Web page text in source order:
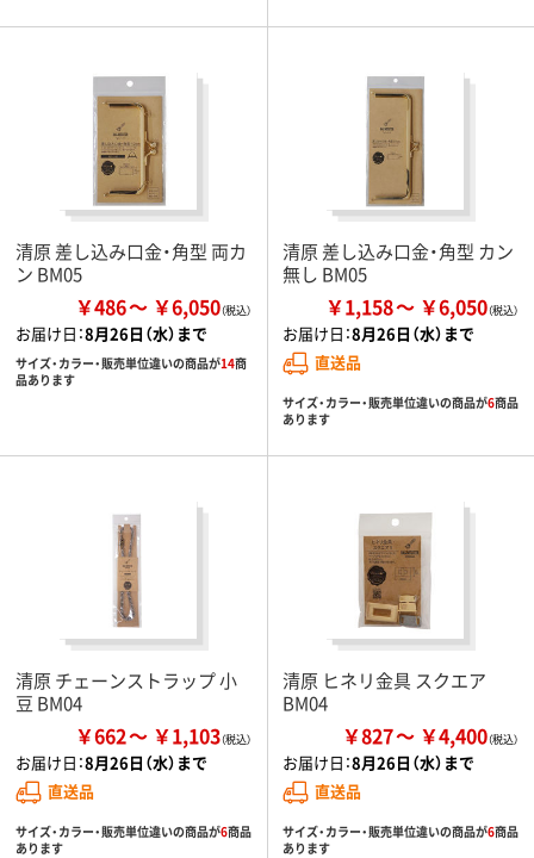
清原 差し込み口金・角型 両カ
ン BM05
￥486 ￥6,050
お届け日：8月26日（水）まで
サイズ・カラー・販売単位違いの商品が14商
品あります
清原 差し込み口金・角型 カン
無し BM05
￥1,158 ￥6,050
お届け日：8月26日（水）まで
直送品
サイズ・カラー・販売単位違いの商品が6商品
あります
清原 チェーンストラップ 小
豆 BM04
￥662 ￥1,103
お届け日：8月26日（水）まで
直送品
サイズ・カラー・販売単位違いの商品が6商品
あります
清原 ヒネリ金具 スクエア
BM04
￥827 ￥4,400
お届け日：8月26日（水）まで
直送品
サイズ・カラー・販売単位違いの商品が6商品
あります